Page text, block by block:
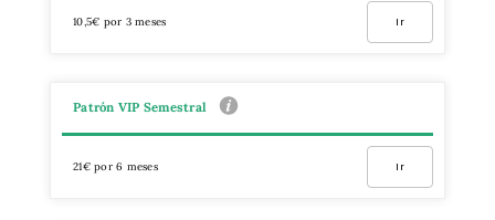
10,5€ por 3 meses Ir
Patrón VIP Semestral
21€ por 6 meses Ir